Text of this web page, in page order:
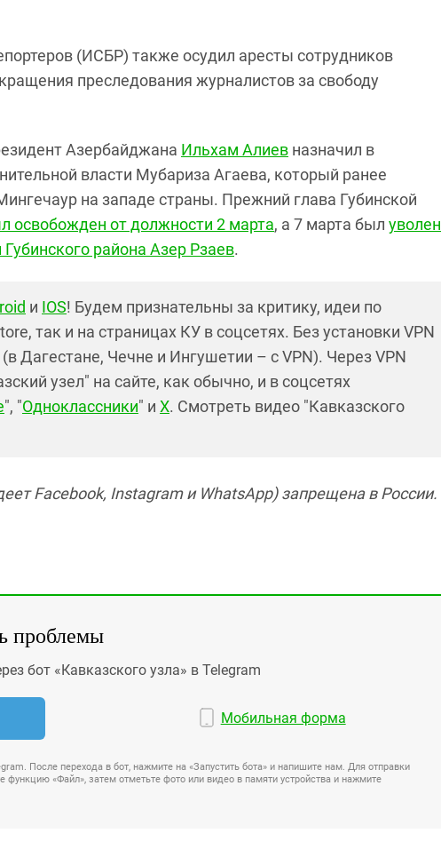
(ИСБР) также осудил аресты сотрудников
преследования журналистов за свободу
Азербайджана Ильхам Алиев назначил в
власти Мубариза Агаева, который ранее
на западе страны. Прежний глава Губинской
освобожден от должности 2 марта, а 7 марта был уволен
района Азер Рзаев.
и IOS! Будем признательны за критику, идеи по
так и на страницах КУ в соцсетях. Без установки VPN
(в Дагестане, Чечне и Ингушетии – с VPN). Через VPN
узел" на сайте, как обычно, и в соцсетях
", "Одноклассники" и X. Смотреть видео "Кавказского
Facebook, Instagram и WhatsApp) запрещена в России.
проблемы
бот «Кавказского узла» в Telegram
Мобильная форма
После перехода в бот, нажмите на «Запустить бота» и напишите нам. Для отправки
«Файл», затем отметьте фото или видео в памяти устройства и нажмите